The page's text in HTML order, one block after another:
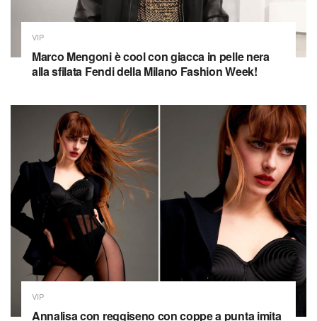
VIP
Marco Mengoni è cool con giacca in pelle nera
alla sfilata Fendi della Milano Fashion Week!
VIP
Annalisa con reggiseno con coppe a punta imita